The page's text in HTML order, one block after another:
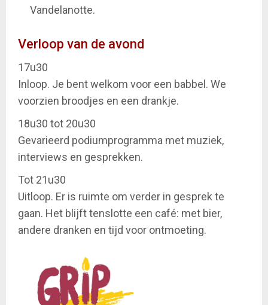
Vandelanotte.
Verloop van de avond
17u30
Inloop. Je bent welkom voor een babbel. We
voorzien broodjes en een drankje.
18u30 tot 20u30
Gevarieerd podiumprogramma met muziek,
interviews en gesprekken.
Tot 21u30
Uitloop. Er is ruimte om verder in gesprek te
gaan. Het blijft tenslotte een café: met bier,
andere dranken en tijd voor ontmoeting.